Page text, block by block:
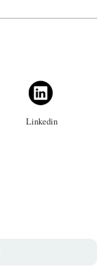
Linkedin